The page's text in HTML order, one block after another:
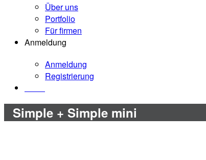
Über uns
Portfolio
Für firmen
Anmeldung
Anmeldung
Registrierung
Simple + Simple mini